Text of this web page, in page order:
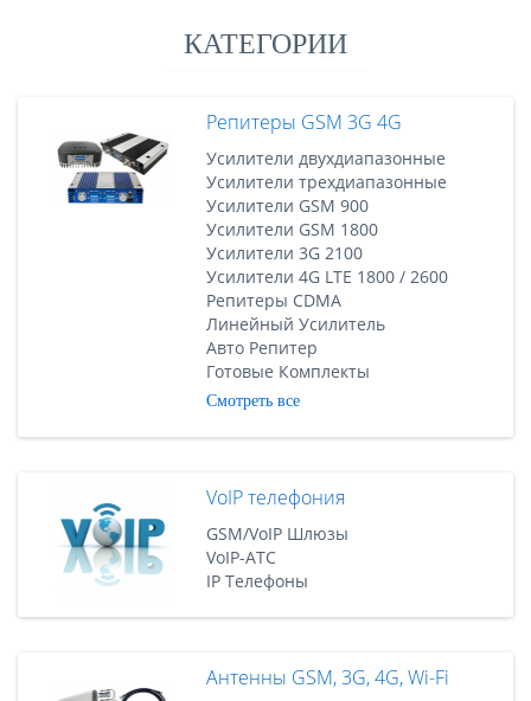
КАТЕГОРИИ
Репитеры GSM 3G 4G
Усилители двухдиапазонные
Усилители трехдиапазонные
Усилители GSM 900
Усилители GSM 1800
Усилители 3G 2100
Усилители 4G LTE 1800 / 2600
Репитеры CDMA
Линейный Усилитель
Авто Репитер
Готовые Комплекты
Смотреть все
VoIP телефония
GSM/VoIP Шлюзы
VoIP-АТС
IP Телефоны
Антенны GSM, 3G, 4G, Wi-Fi